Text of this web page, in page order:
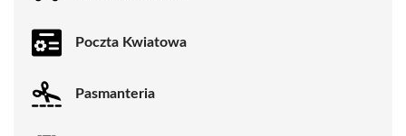
Poczta Kwiatowa
Pasmanteria